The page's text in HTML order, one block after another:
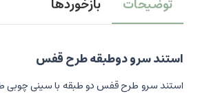
توضیحات بازخوردها
استند سرو دوطبقه طرح قفس
استند سرو طرح قفس دو طبقه با سینی چوبی